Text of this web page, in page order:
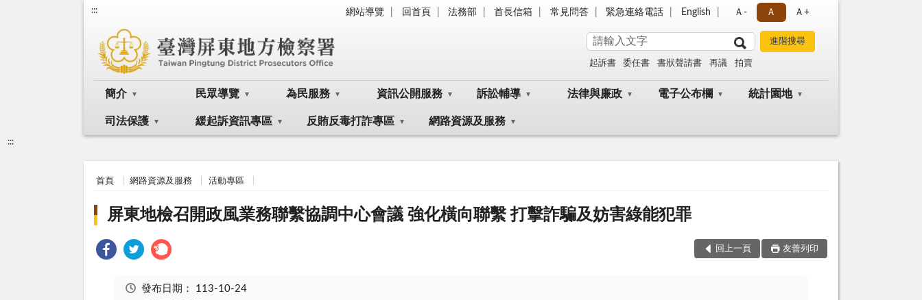
::: 網站導覽 回首頁 法務部 首長信箱 常見問答 緊急連絡電話 English Ａ- Ａ Ａ+
起訴書 委任書 書狀聲請書 再議 拍賣
簡介 民眾導覽 為民服務 資訊公開服務 訴訟輔導 法律與廉政 電子公布欄 統計園地
司法保護 緩起訴資訊專區 反賄反毒打詐專區 網路資源及服務
:::
首頁 網路資源及服務 活動專區
屏東地檢召開政風業務聯繫協調中心會議 強化橫向聯繫 打擊詐騙及妨害綠能犯罪
回上一頁 友善列印
發布日期： 113-10-24